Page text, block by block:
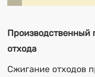
Производственный
отхода
Сжигание отходов